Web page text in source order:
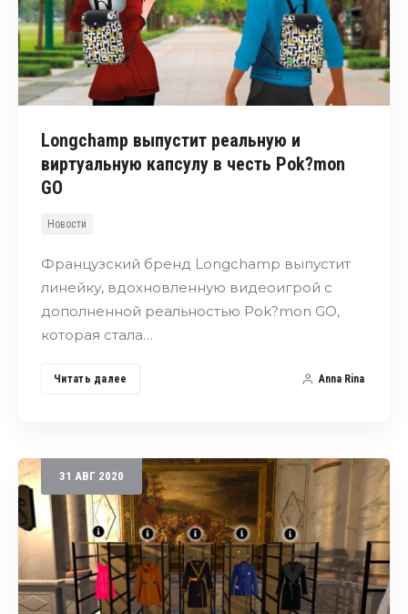
Longchamp выпустит реальную и
виртуальную капсулу в честь Pok?mon
GO
Новости
Французский бренд Longchamp выпустит
линейку, вдохновленную видеоигрой с
дополненной реальностью Pok?mon GO,
которая стала…
Читать далее Anna Rina
31 АВГ 2020